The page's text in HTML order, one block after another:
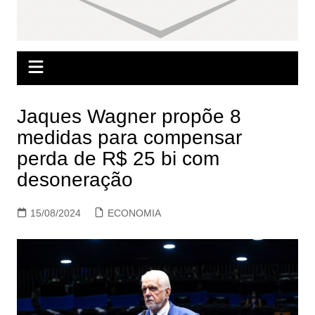
Jaques Wagner propõe 8
medidas para compensar
perda de R$ 25 bi com
desoneração
15/08/2024 ECONOMIA